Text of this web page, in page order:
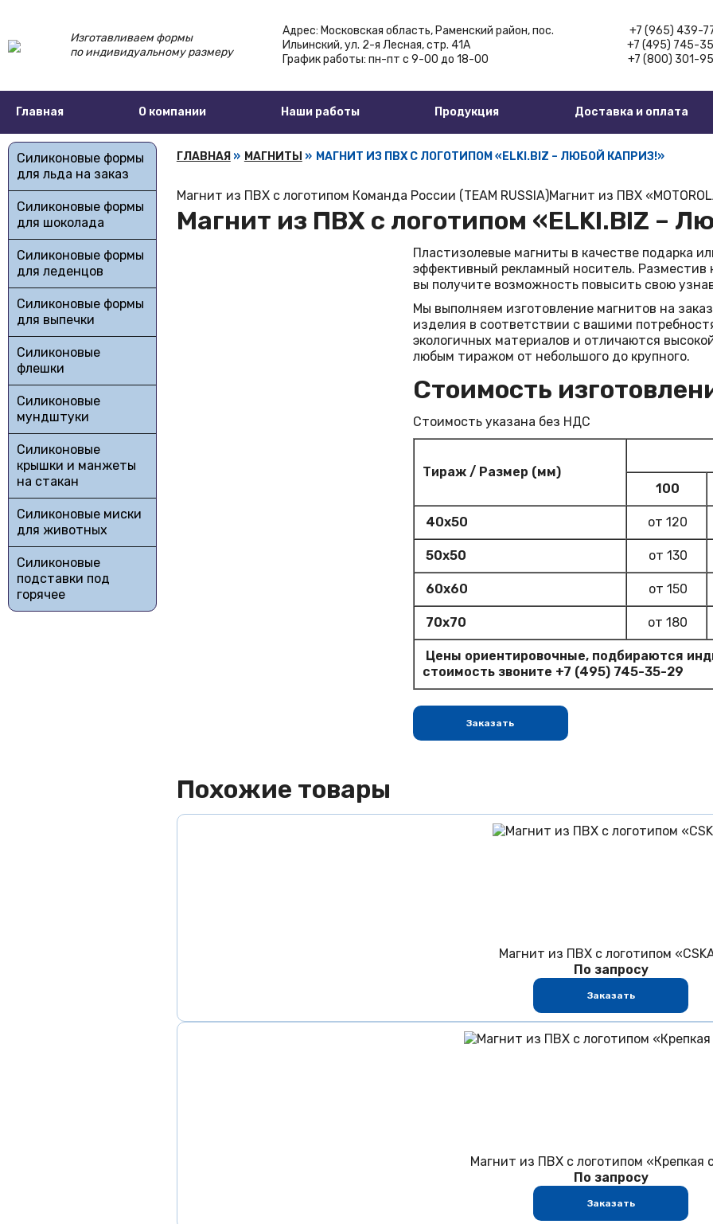
Изготавливаем формы
по индивидуальному размеру
Адрес: Московская область, Раменский район, пос.
Ильинский,ул. 2-я Лесная, стр. 41А
График работы:пн-пт с 9-00 до 18-00
+7 (965) 439-
+7 (495) 745-
+7 (800) 301-
Главная О компании Наши работы Продукция Доставка и оплата
Силиконовые формы
для льда на заказ
Силиконовые формы
для шоколада
Силиконовые формы
для леденцов
Силиконовые формы
для выпечки
Силиконовые
флешки
Силиконовые
мундштуки
Силиконовые
крышки и манжеты
на стакан
Силиконовые миски
для животных
Силиконовые
подставки под
горячее
ГЛАВНАЯ » МАГНИТЫ » МАГНИТ ИЗ ПВХ С ЛОГОТИПОМ «ELKI.BIZ – ЛЮБОЙ КАПРИЗ!»
Магнит из ПВХ с логотипом Команда России (TEAM RUSSIA)Магнит из ПВХ
Магнит из ПВХ с логотипом «ELKI.BIZ –
Пластизолевые магниты в качестве подарка
эффективный рекламный носитель. Разместив
вы получите возможность повысить свою
Мы выполняем изготовление магнитов на заказ
изделия в соответствии с вашими
экологичных материалов и отличаются
любым тиражом от небольшого до крупного.
Стоимость
Стоимость указана без НДС
Тираж / Размер (мм)
100
40х50 от 120
50х50 от 130
60х60 от 150
70х70 от 180
Цены ориентировочные, подбираются
стоимость звоните +7 (495) 745-35-29
Заказать
Похожие товары
Магнит из ПВХ с логотипом
По запросу
Заказать
Магнит из ПВХ с логотипом «Крепкая
По запросу
Заказать